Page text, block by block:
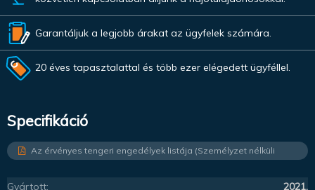
Garantáljuk a legjobb árakat az ügyfelek számára.
20 éves tapasztalattal és több ezer elégedett ügyféllel.
Specifikáció
Az érvényes tengeri engedélyek listája (Személyzet nélküli
Gyártott:
2021.